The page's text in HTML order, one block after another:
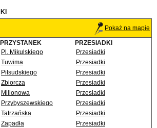
Pokaż na mapie
PRZYSTANEK
PRZESIADKI
Pl. Mikulskiego
Przesiadki
Tuwima
Przesiadki
Piłsudskiego
Przesiadki
Zbiorcza
Przesiadki
Milionowa
Przesiadki
Przybyszewskiego
Przesiadki
Tatrzańska
Przesiadki
Zapadła
Przesiadki